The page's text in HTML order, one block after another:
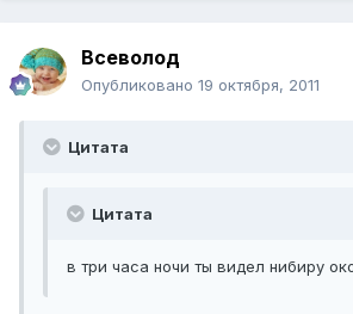
Всеволод
Опубликовано 19 октября, 2011
Цитата
Цитата
в три часа ночи ты видел нибиру